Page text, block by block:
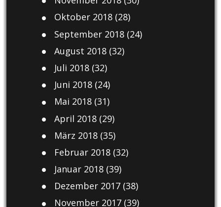
Oktober 2018(28)
September 2018(24)
August 2018(32)
Juli 2018(32)
Juni 2018(24)
Mai 2018(31)
April 2018(29)
März 2018(35)
Februar 2018(32)
Januar 2018(39)
Dezember 2017(38)
November 2017(39)